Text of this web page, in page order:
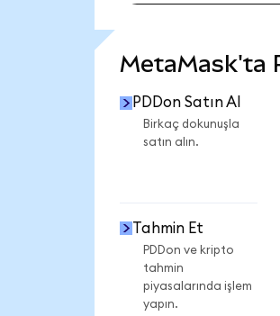
MetaMask'ta
PDDon Satın Al
Birkaç dokunuşla
satın alın.
Tahmin Et
PDDon ve kripto
tahmin
piyasalarında işlem
yapın.